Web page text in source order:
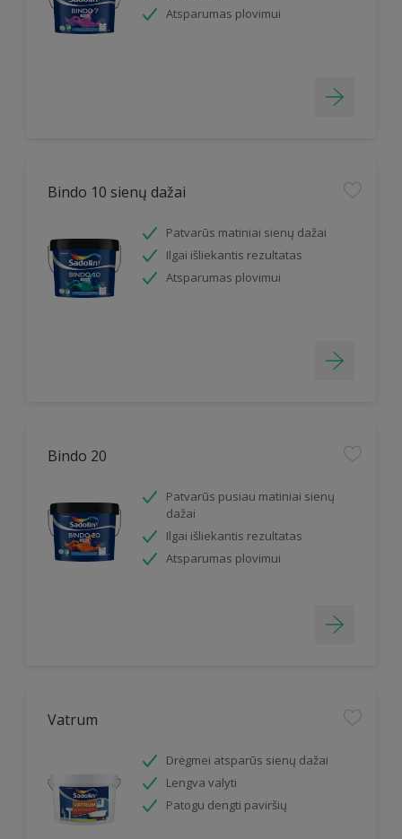
Atsparumas plovimui
Bindo 10 sienų dažai
Patvarūs matiniai sienų dažai
Ilgai išliekantis rezultatas
Atsparumas plovimui
Bindo 20
Patvarūs pusiau matiniai sienų
dažai
Ilgai išliekantis rezultatas
Atsparumas plovimui
Vatrum
Drėgmei atsparūs sienų dažai
Lengva valyti
Patogu dengti paviršių